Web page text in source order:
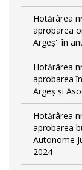
Hotărârea
aprobarea
Argeș'' în
Hotărârea
aprobarea
Argeș și
Hotărârea
aprobarea
Autonome
2024